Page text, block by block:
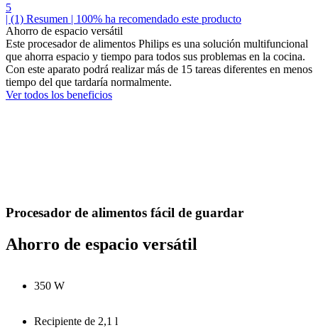
5
| (1) Resumen | 100% ha recomendado este producto
Ahorro de espacio versátil
Este procesador de alimentos Philips es una solución multifuncional
que ahorra espacio y tiempo para todos sus problemas en la cocina.
Con este aparato podrá realizar más de 15 tareas diferentes en menos
tiempo del que tardaría normalmente.
Ver todos los beneficios
Procesador de alimentos fácil de guardar
Ahorro de espacio versátil
350 W
Recipiente de 2,1 l